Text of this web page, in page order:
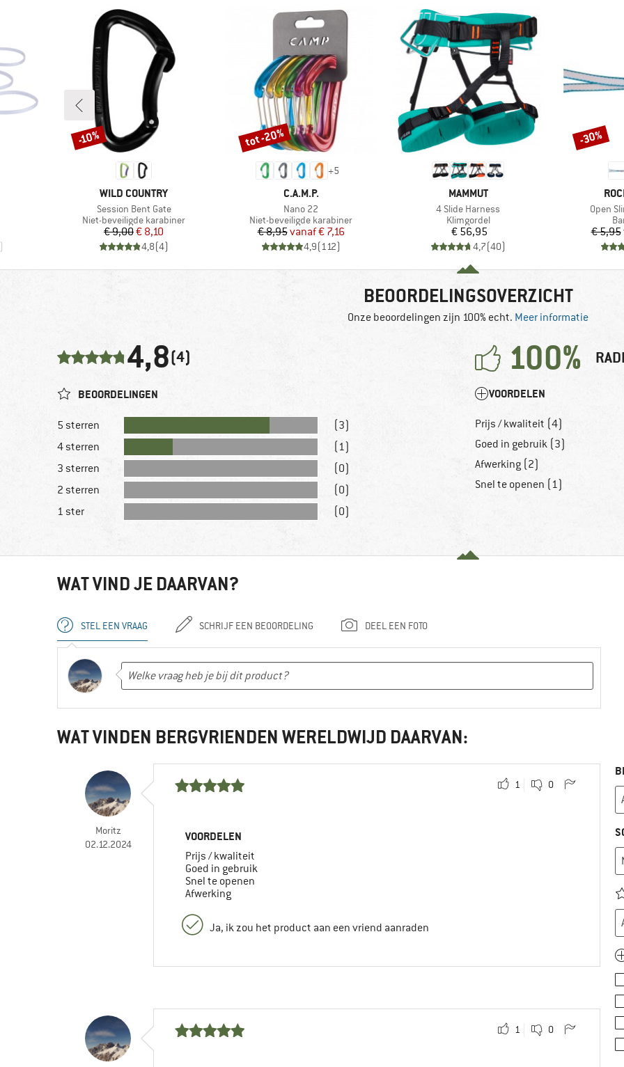
)
MERK
WILD COUNTRY
Artikel
Session Bent Gate
Productgroep
Niet-beveiligde karabiner
Prijs
€ 9,00Verlaagde prijs
€ 8,10
4,8(4)
Korting
-10%
+5
MERK
C.A.M.P.
Artikel
Nano 22
Productgroep
Niet-beveiligde karabiner
Prijs
€ 8,95 Verlaagde prijs
vanaf€ 7,16
4,9(112)
Korting
tot -20%
MERK
MAMMUT
Artikel
4 Slide Harness
Productgroep
Klimgordel
Prijs
€ 56,95
4,7(40)
Artikel
Open
€ 5,95
Korting
-30%
BEOORDELINGSOVERZICHT
Onze beoordelingen zijn 100% echt. Meer informatie
4,8(4) 100%
BEOORDELINGEN
5 sterren
(3)
4 sterren
(1)
3 sterren
(0)
2 sterren
(0)
1 ster
(0)
VOORDELEN
Prijs / kwaliteit (4)
Goed in gebruik (3)
Afwerking (2)
Snel te openen (1)
WAT VIND JE DAARVAN?
STEL EEN VRAAG SCHRIJF EEN BEOORDELING DEEL EEN FOTO
WAT VINDEN BERGVRIENDEN WERELDWIJD DAARVAN:
Moritz
02.12.2024
1 0
VOORDELEN
Prijs / kwaliteit
Goed in gebruik
Snel te openen
Afwerking
Ja, ik zou het product aan een vriend aanraden
1 0